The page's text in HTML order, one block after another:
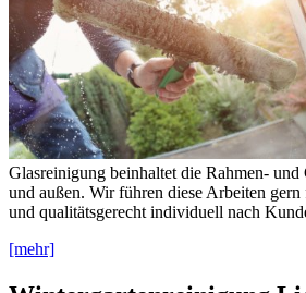
Glasreinigung beinhaltet die Rahmen-
und außen. Wir führen diese Arbeiten gern
und qualitätsgerecht individuell nach
[mehr]